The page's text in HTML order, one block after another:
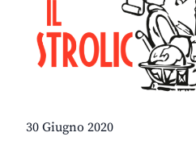
30 Giugno 2020